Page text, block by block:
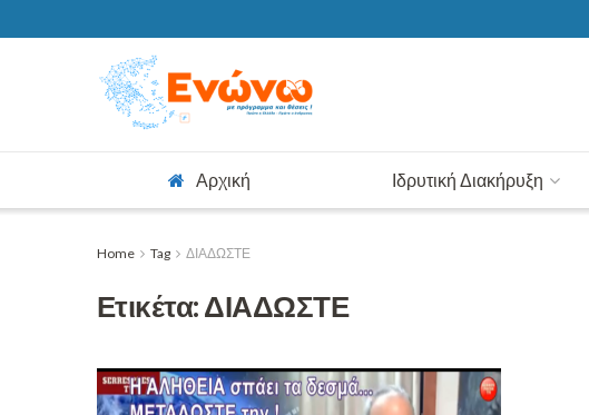
Αρχική Ιδρυτική Διακήρυξη
Home Tag ΔΙΑΔΩΣΤΕ
Ετικέτα:ΔΙΑΔΩΣΤΕ